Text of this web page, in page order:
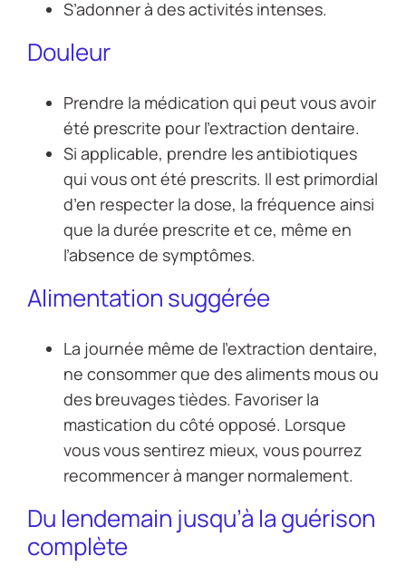
S’adonner à des activités intenses.
Douleur
Prendre la médication qui peut vous avoir
été prescrite pour l’extraction dentaire.
Si applicable, prendre les antibiotiques
qui vous ont été prescrits. Il est primordial
d’en respecter la dose, la fréquence ainsi
que la durée prescrite et ce, même en
l’absence de symptômes.
Alimentation suggérée
La journée même de l’extraction dentaire,
ne consommer que des aliments mous ou
des breuvages tièdes. Favoriser la
mastication du côté opposé. Lorsque
vous vous sentirez mieux, vous pourrez
recommencer à manger normalement.
Du lendemain jusqu’à la guérison
complète